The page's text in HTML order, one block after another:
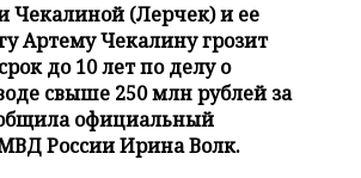
Чекалиной (Лерчек) и ее
Артему Чекалину грозит
до 10 лет по делу о
свыше 250 млн рублей за
официальный
России Ирина Волк.